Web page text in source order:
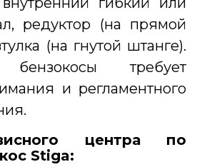
редуктор (на прямой
(на гнутой штанге).
бензокосы требует
и регламентного
центра по
Stiga: